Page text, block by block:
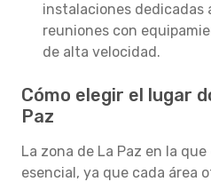
instalaciones dedicadas
reuniones con
de alta velocidad.
Cómo elegir el lugar
Paz
La zona de La Paz en la
esencial, ya que cada área